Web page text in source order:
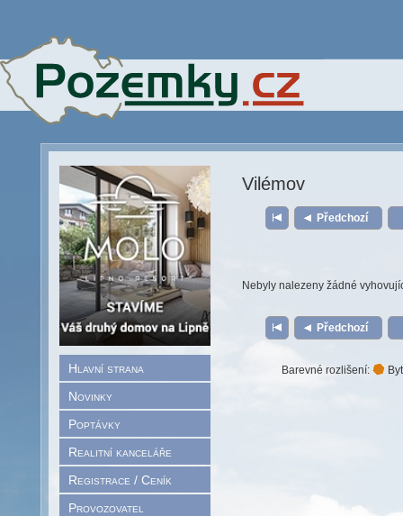
Hlavní strana
Novinky
Poptávky
Realitní kanceláře
Registrace / Ceník
Provozovatel
Vilémov
Předchozí
Nebyly nalezeny žádné
Předchozí
Barevné rozlišení: